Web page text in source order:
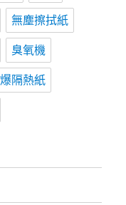
無塵擦拭紙
臭氧機
隔熱紙